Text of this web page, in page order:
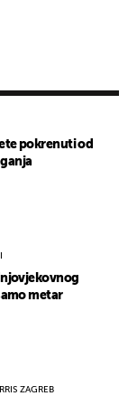
pokrenuti od
metar
ZAGREB